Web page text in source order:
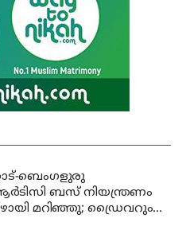
ബെംഗളുരു
ബസ് നിയന്ത്രണം
മറിഞ്ഞു; ഡ്രൈവറും